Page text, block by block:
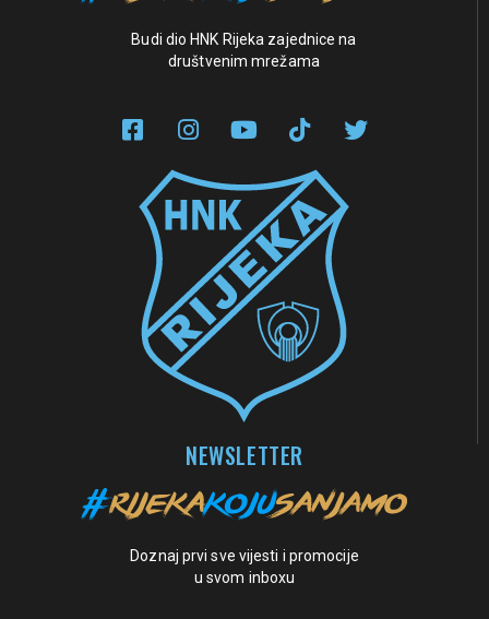
Budi dio HNK Rijeka zajednice na
društvenim mrežama
NEWSLETTER
Doznaj prvi sve vijesti i promocije
u svom inboxu